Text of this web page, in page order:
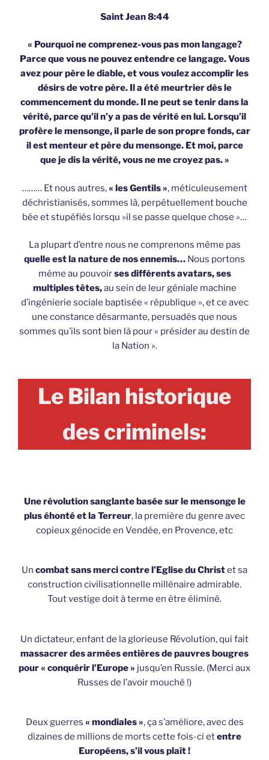
Saint Jean 8:44
« Pourquoi ne comprenez-vous pas mon langage?
Parce que vous ne pouvez entendre ce langage. Vous
avez pour père le diable, et vous voulez accomplir les
désirs de votre père. Il a été meurtrier dès le
commencement du monde. Il ne peut se tenir dans la
vérité, parce qu’il n’y a pas de vérité en lui. Lorsqu’il
profère le mensonge, il parle de son propre fonds, car
il est menteur et père du mensonge. Et moi, parce
que je dis la vérité, vous ne me croyez pas. »
……… Et nous autres,« les Gentils », méticuleusement
déchristianisés, sommes là, perpétuellement bouche
bée et stupéfiés lorsqu »il se passe quelque chose »…
La plupart d’entre nous ne comprenons même pas
quelle est la nature de nos ennemis… Nous portons
même au pouvoirses différents avatars, ses
multiples têtes,au sein de leur géniale machine
d’ingénierie sociale baptisée « république », et ce avec
une constance désarmante, persuadés que nous
sommes qu’ils sont bien là pour « présider au destin de
la Nation ».
Le Bilan historique
des criminels:
Une révolution sanglante basée sur le mensonge le
plus éhonté et la Terreur, la première du genre avec
copieux génocide en Vendée, en Provence, etc
Un combat sans merci contre l’Eglise du Christet sa
construction civilisationnelle millénaire admirable.
Tout vestige doit à terme en être éliminé.
Un dictateur, enfant de la glorieuse Révolution, qui fait
massacrer des armées entières de pauvres bougres
pour « conquérir l’Europe » jusqu’en Russie. (Merci aux
Russes de l’avoir mouché !)
Deux guerres « mondiales », ça s’améliore, avec des
dizaines de millions de morts cette fois-ci etentre
Européens, s’il vous plaît !